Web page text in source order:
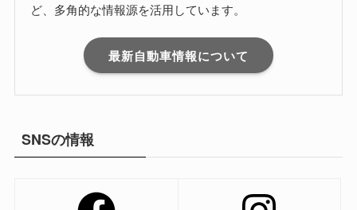
ど、多角的な情報源を活用しています。
最新自動車情報について
SNSの情報